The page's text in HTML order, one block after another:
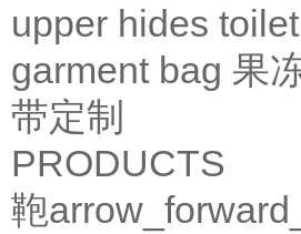
upper hides
garment bag 果
带定制
PRODUCTS
鞄